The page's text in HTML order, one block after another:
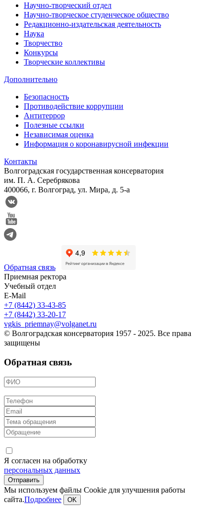
Научно-творческий отдел
Научно-творческое студенческое общество
Редакционно-издательская деятельность
Наука
Творчество
Конкурсы
Творческие коллективы
Дополнительно
Безопасность
Противодействие коррупции
Антитеррор
Полезные ссылки
Независимая оценка
Информация о коронавирусной инфекции
Контакты
Волгоградская государственная консерватория
им. П. А. Серебрякова
400066, г. Волгоград, ул. Мира, д. 5-а
Обратная связь
Приемная ректора
Учебный отдел
E-Mail
+7 (8442) 33-43-85
+7 (8442) 33-20-17
vgkis_priemnay@volganet.ru
© Волгоградская консерватория 1957 - 2025. Все права
защищены
Обратная связь
Я согласен на обработку
персональных данных
Мы используем файлы Cookie для улучшения работы
сайта.Подробнее OK